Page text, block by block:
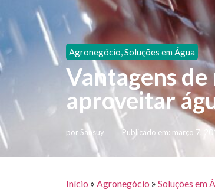
Agronegócio,Soluções em Água
Vantagens
aproveitar
por Sansuy Publicado em: março 7,
Início » Agronegócio » Soluções em